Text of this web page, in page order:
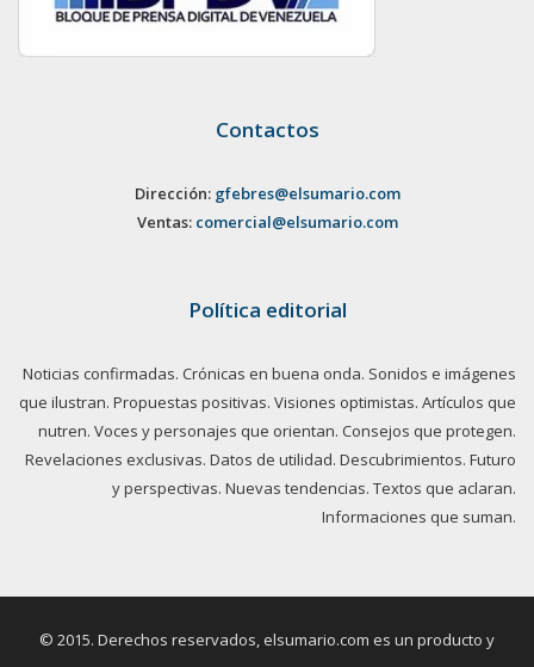
Contactos
Dirección: gfebres@elsumario.com
Ventas: comercial@elsumario.com
Política editorial
Noticias confirmadas. Crónicas en buena onda. Sonidos e imágenes
que ilustran. Propuestas positivas. Visiones optimistas. Artículos que
nutren. Voces y personajes que orientan. Consejos que protegen.
Revelaciones exclusivas. Datos de utilidad. Descubrimientos. Futuro
y perspectivas. Nuevas tendencias. Textos que aclaran.
Informaciones que suman.
© 2015. Derechos reservados, elsumario.com es un producto y